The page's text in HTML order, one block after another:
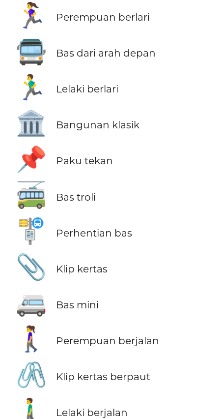
🏃‍♀️ Perempuan berlari
🚍 Bas dari arah depan
🏃‍♂️ Lelaki berlari
🏛️ Bangunan klasik
📌 Paku tekan
🚎 Bas troli
🚏 Perhentian bas
📎 Klip kertas
🚐 Bas mini
🚶‍♀️ Perempuan berjalan
🖇️ Klip kertas berpaut
🚶‍♂️ Lelaki berjalan